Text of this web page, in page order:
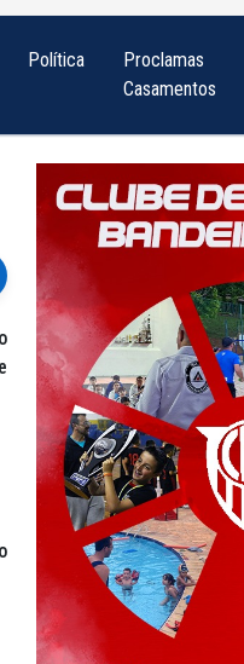
Política
Proclamas
Casamentos